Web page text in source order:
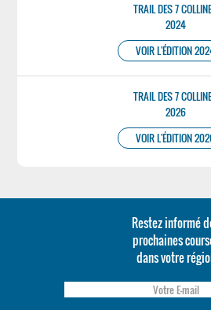
TRAIL DES 7
2024
VOIR L'ÉDITION
TRAIL DES 7
2026
VOIR L'ÉDITION
Restez informé
prochaines
dans votre